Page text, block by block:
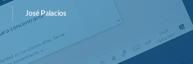
José Palacios